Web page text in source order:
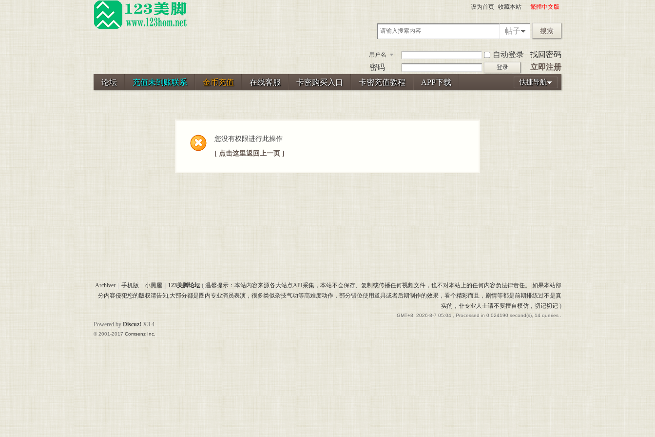
设为首页 收藏本站 繁體中文版
帖子 搜索
用户名 自动登录
找回密码
密码
登录 立即注册
快捷导航
论坛 充值未到账联系 金币充值 在线客服 卡密购买入口 卡密充值教程 APP下载
您没有权限进行此操作
[ 点击这里返回上一页 ]
Archiver 手机版 小黑屋 123美脚论坛 ( 温馨提示：本站内容来源各大站点API采集，本站不会保存、复制或传播任何视频文件，也不对本站上的任何内容负法律责任。 如果本站部
分内容侵犯您的版权请告知,大部分都是圈内专业演员表演，很多类似杂技气功等高难度动作，部分错位使用道具或者后期制作的效果，看个精彩而且，剧情等都是前期排练过不是真
实的，非专业人士请不要擅自模仿，切记切记 )
GMT+8, 2026-8-7 05:04 , Processed in 0.024190 second(s), 14 queries .
Powered by Discuz! X3.4
© 2001-2017 Comsenz Inc.